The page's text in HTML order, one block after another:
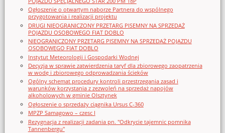
Ogłoszenie o otwartym naborze Partnera do wspólnego
przygotowania i realizacji projektu
DRUGI NIEOGRANICZONY PRZETARG PISEMNY NA SPRZEDAŻ
POJAZDU OSOBOWEGO FIAT DOBLO
NIEOGRANICZONY PRZETARG PISEMNY NA SPRZEDAŻ POJAZDU
OSOBOWEGO FIAT DOBLO
Instytut Meteorologii i Gospodarki Wodnej
Decyzja w sprawie zatwierdzenia taryf dla zbiorowego zaopatrzenia
w wodę i zbiorowego odprowadzania ścieków
Ogólny schemat procedury kontroli przestrzegania zasad i
warunków korzystania z zezwoleń na sprzedaż napojów
alkoholowych w gminie Olsztynek
Ogłoszenie o sprzedaży ciągnika Ursus C-360
MPZP Samagowo – czesc I
Rezygnacja z realizacji zadania pn. "Odkrycie tajemnic pomnika
Tannenbergu"